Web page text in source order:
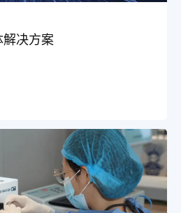
决方案